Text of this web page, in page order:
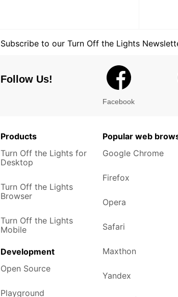
Subscribe to our Turn Off the Lights
Follow Us!
Facebook
Products
Turn Off the Lights for
Desktop
Turn Off the Lights
Browser
Turn Off the Lights
Mobile
Development
Open Source
Playground
Popular web
Google Chrome
Firefox
Opera
Safari
Maxthon
Yandex